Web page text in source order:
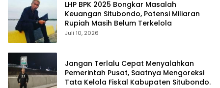
LHP BPK 2025 Bongkar Masalah
Keuangan Situbondo, Potensi Miliaran
Rupiah Masih Belum Terkelola
Juli 10, 2026
Jangan Terlalu Cepat Menyalahkan
Pemerintah Pusat, Saatnya Mengoreksi
Tata Kelola Fiskal Kabupaten Situbondo.